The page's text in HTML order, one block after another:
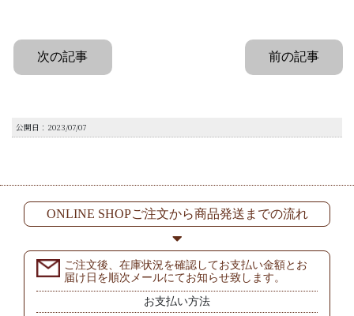
次の記事 前の記事
公開日：2023/07/07
ONLINE SHOPご注文から商品発送までの流れ
ご注文後、在庫状況を確認してお支払い金額とお
届け日を順次メールにてお知らせ致します。
お支払い方法